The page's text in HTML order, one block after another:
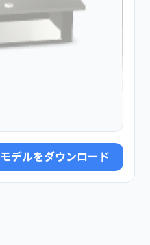
モデルをダウンロード